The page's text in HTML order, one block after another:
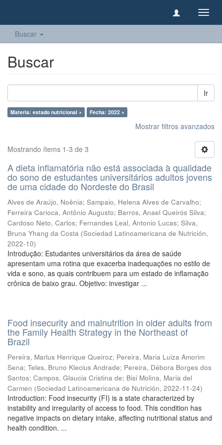
Buscar
Buscar
Ir
Materia: estado nutricional × Fecha: 2022 ×
Mostrar filtros avanzados
Mostrando ítems 1-3 de 3
A dieta inflamatória não está associada à qualidade
do sono de estudantes universitários adultos jovens
de uma cidade do Nordeste do Brasil
Alves de Araújo, Noênia; Sampaio, Helena Alves de Carvalho;
Ferreira Carioca, Antônio Augusto; Barros, Anael Queirós Silva;
Cardoso Neto, Carlos; Fernandes Leal, Antonio Lucas; Silva,
Bruna Yhang da Costa (Sociedad Latinoamericana de Nutrición,
2022-10)
Introdução: Estudantes universitários da área de saúde
apresentam uma rotina que exacerba inadequações no estilo de
vida e sono, as quais contribuem para um estado de inflamação
crônica de baixo grau. Objetivo: investigar ...
Food insecurity and malnutrition in older adults from
the Family Health Strategy in the Northeast of
Brazil
Pereira, Marlus Henrique Queiroz; Pereira, Maria Luiza Amorim
Sena; Teles, Bruno Klecius Andrade; Pereira, Débora Borges dos
Santos; Campos, Glaucia Cristina de; Bisi Molina, Maria del
Carmen (Sociedad Latinoamericana de Nutrición, 2022-11-24)
Introduction: Food insecurity (FI) is a state characterized by
instability and irregularity of access to food. This condition has
negative impacts on dietary intake, affecting nutritional status and
health condition. ...